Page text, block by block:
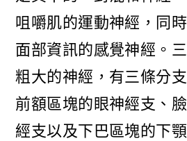
咀嚼肌的運動神經，同
面部資訊的感覺神經。
粗大的神經，有三條分
前額區塊的眼神經支、
經支以及下巴區塊的下